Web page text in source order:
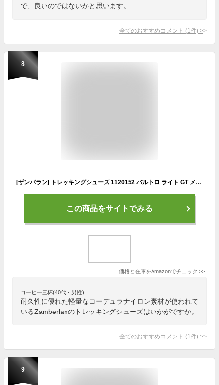
で、良いのではないかと思います。
全てのおすすめコメント (1 件) >
8
[ザンバラン] トレッキングシューズ 1120152 バルトロ ライト GT メンズ 898(ブラック/ブルー) 25.0 cm
この商品をサイトでみる
価格と在庫をAmazonでチェック >>
コーヒー三杯(40代・男性)
耐久性に優れた軽量なコーデュラナイロン素材が使われて
いるZamberlanのトレッキングシューズはいかがですか。
全てのおすすめコメント (1 件) >
9